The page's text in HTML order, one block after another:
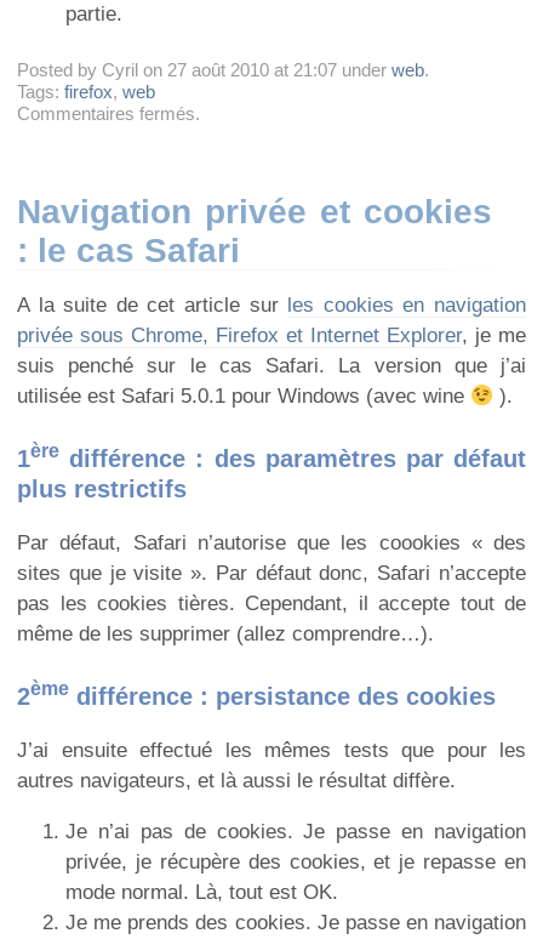
partie.
Posted by Cyril on 27 août 2010 at 21:07 under web.
Tags: firefox, web
Commentaires fermés
du
HTML
depuis
extension
Firefox
.
Navigation privée et cookies
: le cas Safari
A la suite de cet article sur les cookies en navigation
privée sous Chrome, Firefox et Internet Explorer, je me
suis penché sur le cas Safari. La version que j’ai
utilisée est Safari 5.0.1 pour Windows (avec wine
).
1ère différence : des paramètres par défaut
plus restrictifs
Par défaut, Safari n’autorise que les coookies « des
sites que je visite ». Par défaut donc, Safari n’accepte
pas les cookies tières. Cependant, il accepte tout de
même de les supprimer (allez comprendre…).
2ème différence : persistance des cookies
J’ai ensuite effectué les mêmes tests que pour les
autres navigateurs, et là aussi le résultat diffère.
Je n’ai pas de cookies. Je passe en navigation
privée, je récupère des cookies, et je repasse en
mode normal. Là, tout est OK.
Je me prends des cookies. Je passe en navigation